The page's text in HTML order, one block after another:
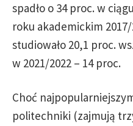
spadło o 34 proc. w
roku akademickim
studiowało 20,1 proc.
w 2021/2022 – 14 proc.
Choć
politechniki (zajmują